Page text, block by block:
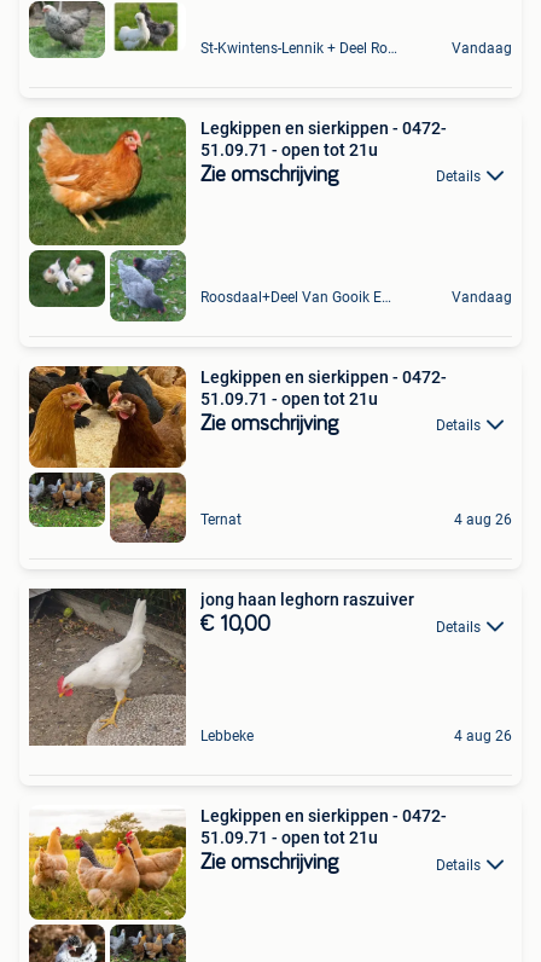
St-Kwintens-Lennik + Deel Roosdaal Vandaag
Legkippen en sierkippen - 0472-
51.09.71 - open tot 21u
Zie omschrijving Details
Roosdaal+Deel Van Gooik En Sint-Kwintens-Lennik Vandaag
Legkippen en sierkippen - 0472-
51.09.71 - open tot 21u
Zie omschrijving Details
Ternat 4 aug 26
jong haan leghorn raszuiver
€ 10,00 Details
Lebbeke 4 aug 26
Legkippen en sierkippen - 0472-
51.09.71 - open tot 21u
Zie omschrijving Details